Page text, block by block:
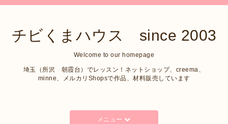
チビくまハウス since 2003
Welcome to our homepage
埼玉（所沢 朝霞台）でレッスン！ネットショップ、creema、
minne、メルカリShopsで作品、材料販売しています
メニュー